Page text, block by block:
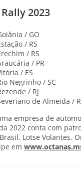
2023
/ GO
/ RS
/ RS
/ PR
/ ES
Negrinho / SC
/ RJ
de Almeida /
empresa de
2022 conta com
Lotse Volantes,
em